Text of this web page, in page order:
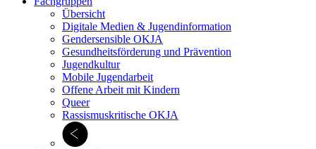
Übersicht
Digitale Medien & Jugend­information
Gendersensible OKJA
Gesundheitsförderung und Prävention
Jugendkultur
Mobile Jugendarbeit
Offene Arbeit mit Kindern
Queer
Rassismuskritische OKJA